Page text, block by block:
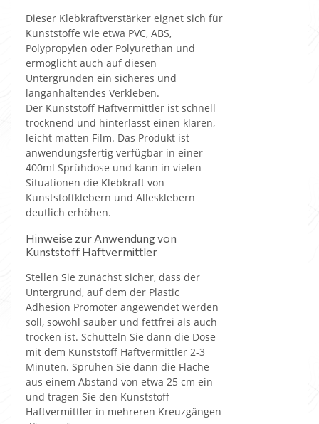
Dieser Klebkraftverstärker eignet sich für
Kunststoffe wie etwa PVC, ABS,
Polypropylen oder Polyurethan und
ermöglicht auch auf diesen
Untergründen ein sicheres und
langanhaltendes Verkleben.
Der Kunststoff Haftvermittler ist schnell
trocknend und hinterlässt einen klaren,
leicht matten Film. Das Produkt ist
anwendungsfertig verfügbar in einer
400ml Sprühdose und kann in vielen
Situationen die Klebkraft von
Kunststoffklebern und Allesklebern
deutlich erhöhen.
Hinweise zur Anwendung von
Kunststoff Haftvermittler
Stellen Sie zunächst sicher, dass der
Untergrund, auf dem der Plastic
Adhesion Promoter angewendet werden
soll, sowohl sauber und fettfrei als auch
trocken ist. Schütteln Sie dann die Dose
mit dem Kunststoff Haftvermittler 2-3
Minuten. Sprühen Sie dann die Fläche
aus einem Abstand von etwa 25 cm ein
und tragen Sie den Kunststoff
Haftvermittler in mehreren Kreuzgängen